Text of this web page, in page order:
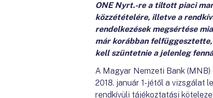
ONE Nyrt.-re a tiltott piaci
közzétételére, illetve a
rendelkezések megsértése
már korábban
kell szüntetnie a jelenleg
A Magyar Nemzeti Bank
2018. január 1-jétől a vizsgálat
rendkívüli tájékoztatási